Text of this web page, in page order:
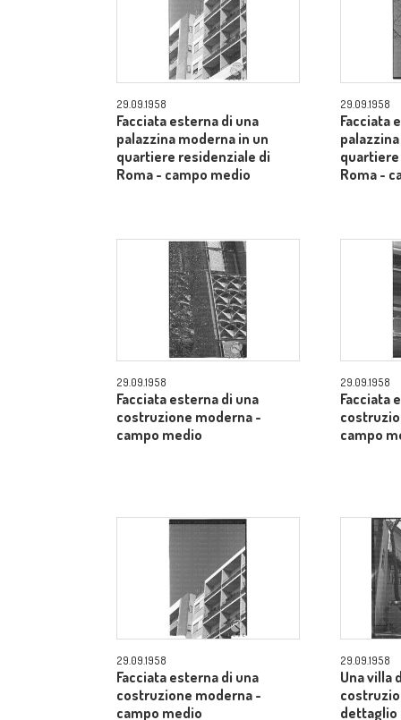
29.09.1958
Facciata esterna di una
palazzina moderna in un
quartiere residenziale di
Roma - campo medio
29.09.1958
Facciata
Roma -
29.09.1958
Facciata esterna di una
costruzione moderna -
campo medio
29.09.1958
Facciata
campo
29.09.1958
Facciata esterna di una
costruzione moderna -
campo medio
29.09.1958
Una villa
dettaglio